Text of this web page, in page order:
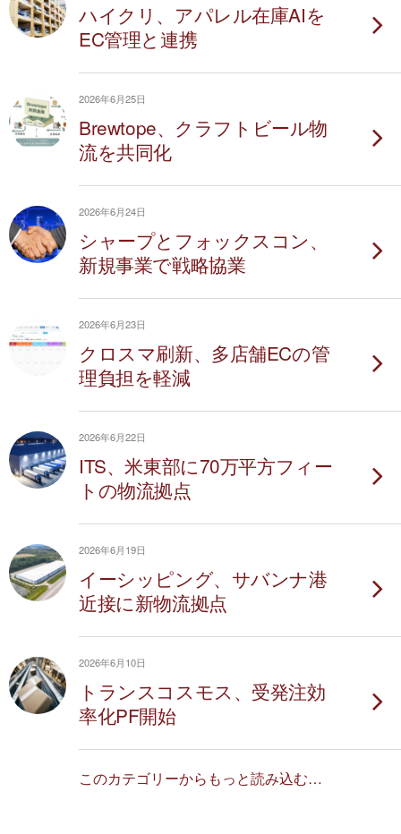
ハイクリ、アパレル在庫AIを
EC管理と連携
2026年6月25日
Brewtope、クラフトビール物
流を共同化
2026年6月24日
シャープとフォックスコン、
新規事業で戦略協業
2026年6月23日
クロスマ刷新、多店舗ECの管
理負担を軽減
2026年6月22日
ITS、米東部に70万平方フィー
トの物流拠点
2026年6月19日
イーシッピング、サバンナ港
近接に新物流拠点
2026年6月10日
トランスコスモス、受発注効
率化PF開始
このカテゴリーからもっと読み込む…